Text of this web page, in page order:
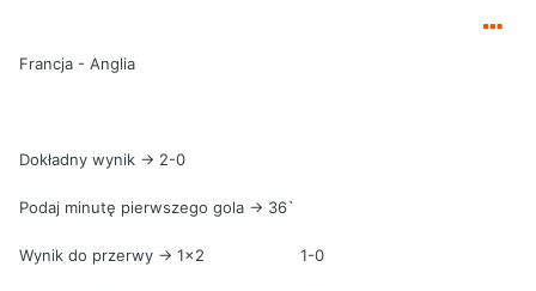
Francja - Anglia
Dokładny wynik -> 2-0
Podaj minutę pierwszego gola -> 36`
Wynik do przerwy -> 1x2 1-0